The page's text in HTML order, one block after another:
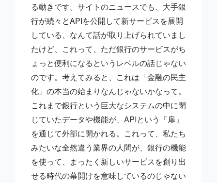
る動きです。サイトのニュースでも、大手銀
行が続々とAPIを公開して新サービスを展開
している、なんて話が取り上げられていまし
たけど、これって、ただ銀行のサービスがち
ょっと便利になるというレベルの話じゃない
のです。考えてみると、これは「金融の民主
化」の本当の始まりなんじゃないかなって。
これまで銀行という巨大なシステムの中に閉
じていたデータや機能が、APIという「扉」
を通じて外部に開かれる。これって、私たち
みたいな全然違う業界の人間が、銀行の機能
を使って、まったく新しいサービスを創り出
せる時代の幕開けを意味しているのじゃない